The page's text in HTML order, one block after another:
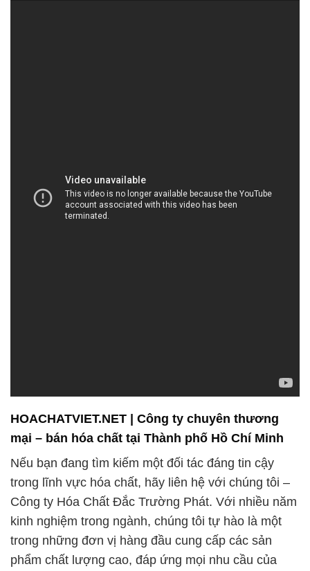
trong lĩnh vực hóa chất, hãy liên hệ với chúng tôi –
Công ty Hóa Chất Đắc Trường Phát. Với nhiều năm
kinh nghiệm trong ngành, chúng tôi tự hào là một
trong những đơn vị hàng đầu cung cấp các sản
phẩm chất lượng cao, đáp ứng mọi nhu cầu của
khách hàng.
Chất lượng là tiêu chí hàng đầu của chúng tôi. Tại
Công ty Hóa Chất Đắc Trường Phát, chúng tôi
không chỉ cung cấp các sản phẩm chất lượng hàng